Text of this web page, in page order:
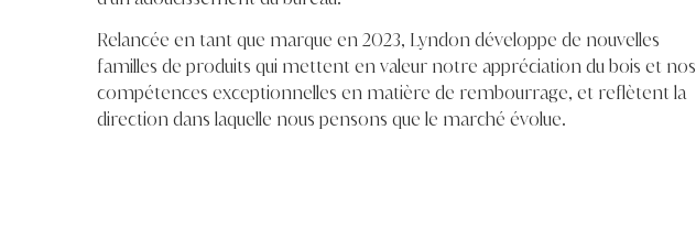
Relancée en tant que marque en 2023, Lyndon développe de nouvelles
familles de produits qui mettent en valeur notre appréciation du bois et nos
compétences exceptionnelles en matière de rembourrage, et reflètent la
direction dans laquelle nous pensons que le marché évolue.